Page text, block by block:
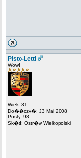
Pisto-Letti
Wow!
Wiek: 31
Do��czy�: 23 Maj 2008
Posty: 98
Sk�d: Ostr�w Wielkopolski